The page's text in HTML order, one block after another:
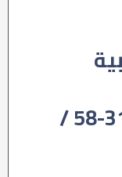
سورة الرحمن، الآيات: 31-58 /